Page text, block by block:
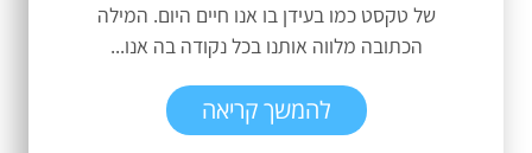
של טקסט כמו בעידן בו אנו חיים היום. המילה
הכתובה מלווה אותנו בכל נקודה בה אנו...
להמשך קריאה